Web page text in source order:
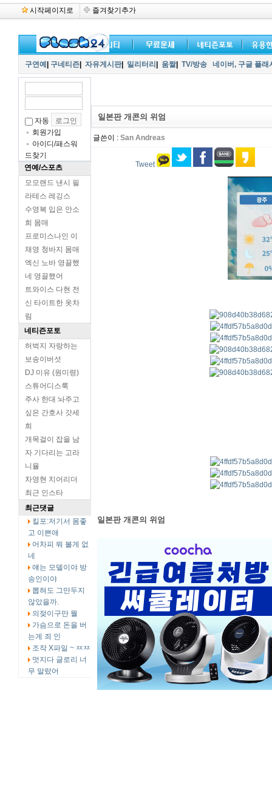
시작페이지로 즐겨찾기추가
구연예 구네티즌 자유게시판| 밀리터리 움짤| TV/방송 네이버, 구글 플
자동
회원가입
아이디/패스워
드찾기
연예/스포츠
모모랜드 낸시 필
라테스 레깅스
수영복 입은 안소
희 몸매
프로미스나인 이
채영 청바지 몸매
엑신 노바 영끌했
네 영끌했어
트와이스 다현 전
신 타이트한 옷차
림
네티즌포토
허벅지 자랑하는
보송이버섯
DJ 미유 (원미령)
스튜어디스룩
주사 한대 놔주고
싶은 간호사 갓세
희
개목걸이 잡을 남
자 기다리는 고라
니율
차영현 치어리더
최근 인스타
최근댓글
킬포:저기서 몸좋
고 이쁜애
어차피 뭐 볼게 없
네
얘는 모델이야 방
송인이야
뽑혀도 그만두지
않았을까.
의젖이구만 뭘
가슴으로 돈을 버
는게 죄 인
조작 X파일 ~ ㅉㅉ
멋지다 글로리 너
무 말랐어
일본판 개콘의 위엄
글쓴이 : San Andreas
Tweet
일본판 개콘의 위엄